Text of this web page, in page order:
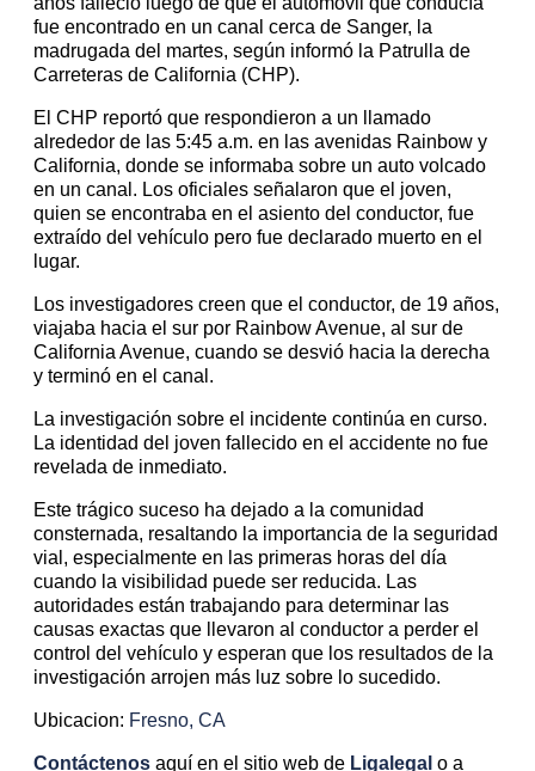
fue encontrado en un canal cerca de Sanger, la
madrugada del martes, según informó la Patrulla de
Carreteras de California (CHP).
El CHP reportó que respondieron a un llamado
alrededor de las 5:45 a.m. en las avenidas Rainbow y
California, donde se informaba sobre un auto volcado
en un canal. Los oficiales señalaron que el joven,
quien se encontraba en el asiento del conductor, fue
extraído del vehículo pero fue declarado muerto en el
lugar.
Los investigadores creen que el conductor, de 19 años,
viajaba hacia el sur por Rainbow Avenue, al sur de
California Avenue, cuando se desvió hacia la derecha
y terminó en el canal.
La investigación sobre el incidente continúa en curso.
La identidad del joven fallecido en el accidente no fue
revelada de inmediato.
Este trágico suceso ha dejado a la comunidad
consternada, resaltando la importancia de la seguridad
vial, especialmente en las primeras horas del día
cuando la visibilidad puede ser reducida. Las
autoridades están trabajando para determinar las
causas exactas que llevaron al conductor a perder el
control del vehículo y esperan que los resultados de la
investigación arrojen más luz sobre lo sucedido.
Ubicacion: Fresno, CA
Contáctenos aquí en el sitio web de Ligalegal o a